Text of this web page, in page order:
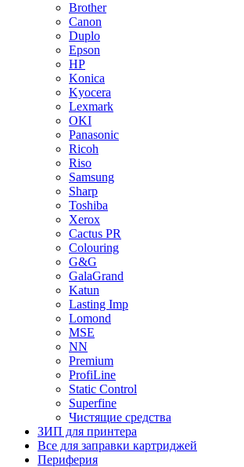
Brother
Canon
Duplo
Epson
HP
Konica
Kyocera
Lexmark
OKI
Panasonic
Ricoh
Riso
Samsung
Sharp
Toshiba
Xerox
Cactus PR
Colouring
G&G
GalaGrand
Katun
Lasting Imp
Lomond
MSE
NN
Premium
ProfiLine
Static Control
Superfine
Чистящие средства
ЗИП для принтера
Все для заправки картриджей
Периферия